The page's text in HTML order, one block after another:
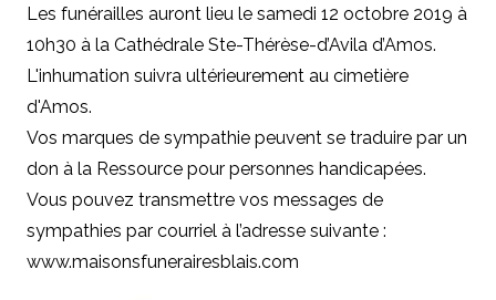
Les funérailles auront lieu le samedi 12 octobre 2019 à
10h30 à la Cathédrale Ste-Thérèse-d’Avila d’Amos.
L'inhumation suivra ultérieurement au cimetière
d'Amos.
Vos marques de sympathie peuvent se traduire par un
don à la Ressource pour personnes handicapées.
Vous pouvez transmettre vos messages de
sympathies par courriel à l’adresse suivante :
www.maisonsfunerairesblais.com